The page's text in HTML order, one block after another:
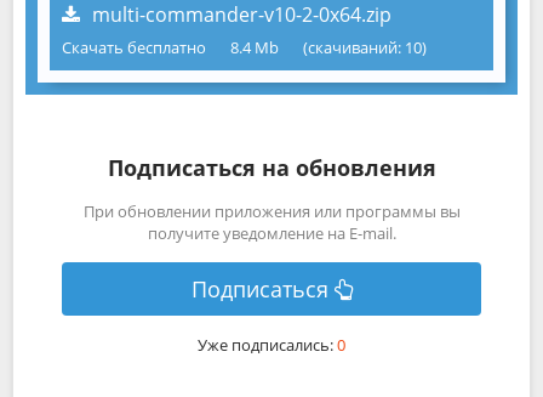
multi-commander-v10-2-0x64.zip
Скачать бесплатно 8.4 Mb (cкачиваний: 10)
Подписаться на обновления
При обновлении приложения или программы вы
получите уведомление на E-mail.
Подписаться
Уже подписались:0